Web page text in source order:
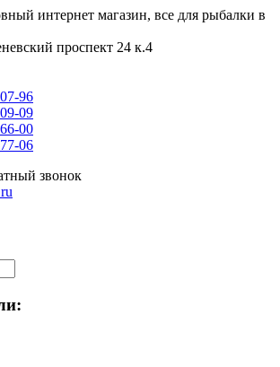
интернет магазин, все для рыбалки в
проспект 24 к.4
96
09
00
06
звонок